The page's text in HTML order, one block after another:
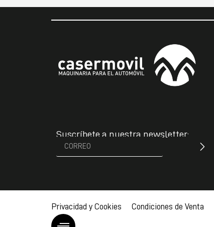
Suscríbete a nuestra newsletter:
Privacidad y Cookies Condiciones de Venta